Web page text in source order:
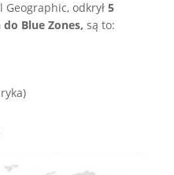
Geographic, odkrył 5
Blue Zones, są to: